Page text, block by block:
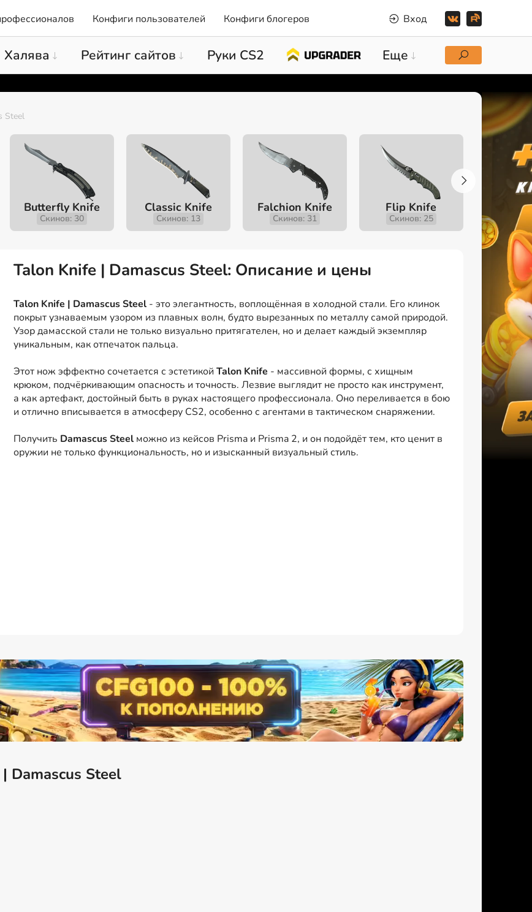
Конфиги пользователей Конфиги блогеров Вход
Халява Рейтинг сайтов Руки CS2 Еще
Steel
Butterfly Knife
Скинов: 30
Classic Knife
Скинов: 13
Falchion Knife
Скинов: 31
Flip Knife
Скинов: 25
Gut
Talon Knife | Damascus Steel: Описание и цены
Talon Knife | Damascus Steel - это элегантность, воплощённая в холодной стали. Его клинок
покрыт узнаваемым узором из плавных волн, будто вырезанных по металлу самой природой.
Узор дамасской стали не только визуально притягателен, но и делает каждый экземпляр
уникальным, как отпечаток пальца.
Этот нож эффектно сочетается с эстетикой Talon Knife - массивной формы, с хищным
крюком, подчёркивающим опасность и точность. Лезвие выглядит не просто как инструмент,
а как артефакт, достойный быть в руках настоящего профессионала. Оно переливается в бою
и отлично вписывается в атмосферу CS2, особенно с агентами в тактическом снаряжении.
Получить Damascus Steel можно из кейсов Prisma и Prisma 2, и он подойдёт тем, кто ценит в
оружии не только функциональность, но и изысканный визуальный стиль.
Damascus Steel